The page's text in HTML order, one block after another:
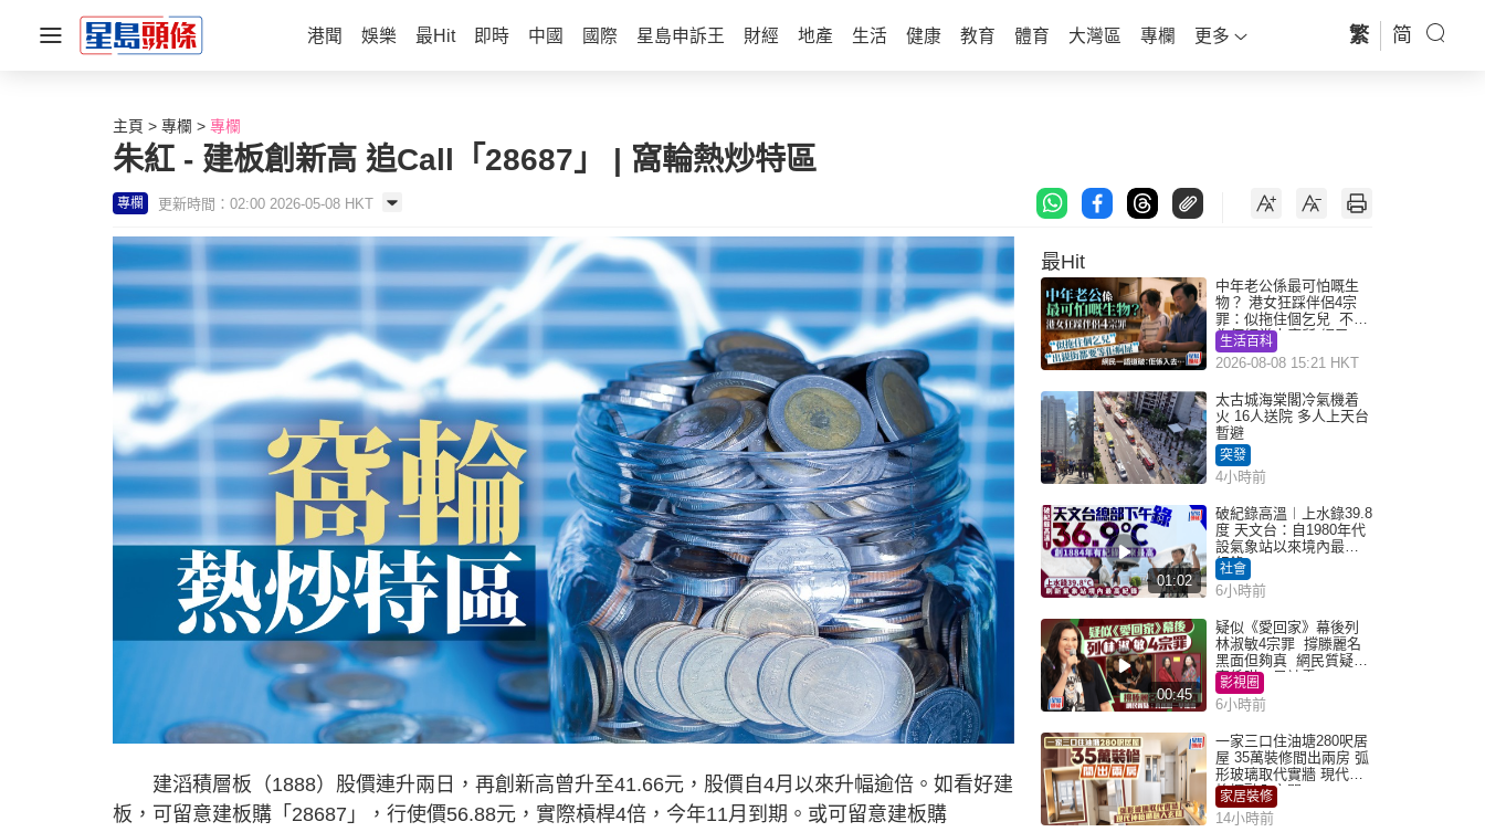
港聞 娛樂 最Hit 即時 中國 國際 星島申訴王 財經 地產 生活 健康 教育 體育 大灣區 專欄 更多 繁 简
主頁 專欄 專欄
朱紅 - 建板創新高 追Call「28687」 | 窩輪熱炒特區
專欄 更新時間：02:00 2026-05-08 HKT
建滔積層板（1888）股價連升兩日，再創新高曾升至41.66元，股價自4月以來升幅逾倍。如看好建
板，可留意建板購「28687」，行使價56.88元，實際槓桿4倍，今年11月到期。或可留意建板購
最Hit
中年老公係最可怕嘅生
物？ 港女狂踩伴侶4宗
罪：似拖住個乞兒 不解
為何經常去廁所 網民一
語道破
生活百科
2026-08-08 15:21 HKT
太古城海棠閣冷氣機着
火 16人送院 多人上天台
暫避
突發
4小時前
01:02
破紀錄高溫︱上水錄39.8
度 天文台：自1980年代
設氣象站以來境內最高
紀錄
社會
6小時前
00:45
疑似《愛回家》幕後列
林淑敏4宗罪 撐滕麗名
黑面但夠真 網民質疑：
真係咁一早被雪
影視圈
6小時前
一家三口住油塘280呎居
屋 35萬裝修間出兩房 弧
形玻璃取代實牆 現代神
枱櫃融入玄關
家居裝修
14小時前